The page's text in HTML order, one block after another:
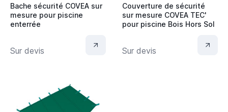
Bache sécurité COVEA sur
mesure pour piscine
enterrée
Sur devis
Couverture de sécurité
sur mesure COVEA TEC'
pour piscine Bois Hors Sol
Sur devis